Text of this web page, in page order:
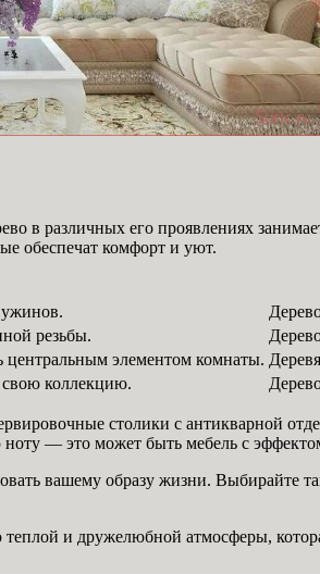
в различных его проявлениях
обеспечат комфорт и уют.
резьбы.
элементом комнаты.
коллекцию.
столики с антикварной
— это может быть мебель с
вашему образу жизни. Выбирайте
теплой и дружелюбной атмосферы,